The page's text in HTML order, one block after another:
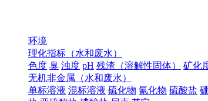
环境
理化指标（水和废水）
色度 臭 浊度 pH 残渣（溶解性固体） 矿化
无机非金属（水和废水）
单标溶液 混标溶液 硫化物 氰化物 硫酸盐 硼